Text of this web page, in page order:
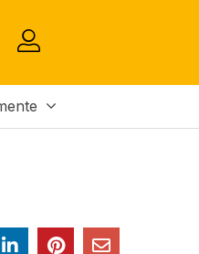
3.99